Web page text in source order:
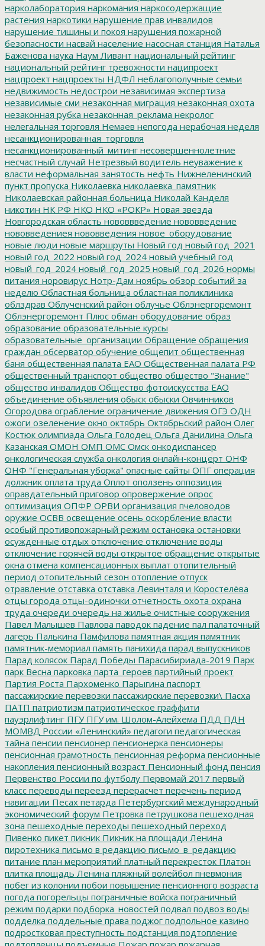
нарколаборатория наркомания наркосодержащие
растения наркотики нарушение прав инвалидов
нарушение тишины и покоя нарушения пожарной
безопасности насвай население насосная станция Наталья
Баженова наука Наум Ливант национальный рейтинг
национальный рейтинг тревожности наципроект
нацпроект нацпроекты НДФЛ неблагополучные семьи
недвижимость недострои независимая экспертиза
независимые сми незаконная миграция незаконная охота
незаконная рубка незаконная_реклама некролог
нелегальная торговля Немаев непогода нерабочая неделя
несанкционированная_торговля
несанкционированный_митинг несовершеннолетние
несчастный случай Нетрезвый водитель неуважение к
власти неформальная занятость нефть Нижнеленинский
пункт пропуска Николаевка николаевка_памятник
Николаевская районная больница Николай Канделя
никотин НК РФ НКО НКО «РОКР» Новая звезда
Новгородская область нововвведение нововведение
нововведениея нововведения новое_оборудование
новые люди новые маршруты Новый год новый год_2021
новый год_2022 новый год_2024 новый учебный год
новый_год_2024 новый_год_2025 новый_год_2026 нормы
питания норовирус Нотр-Дам ноябрь обзор событий за
неделю Областная больница областная поликлиника
облздрав Облученский район облучье Облэнергоремонт
Облэнергоремонт Плюс обман оборудование образ
образование образовательные курсы
образовательные_организации Обращение обращения
граждан обсерватор обучение общепит общественная
баня общественная палата ЕАО Общественная палата РФ
общественный транспорт общество общество "Знание"
общество инвалидов Общество фотоискусства ЕАО
объединение объявления обыск обыски Овчинников
Огородова ограбление ограничение движения ОГЭ ОДН
ожоги озеленение окно октябрь Октябрьский район Олег
Костюк олимпиада Ольга Голодец Ольга Данилина Ольга
Казанская ОМОН ОМП ОМС Омск онкодиспансер
онкологическая служба онкология онлайн-концерт ОНФ
ОНФ "Генеральная уборка" опасные сайты ОПГ операция
должник оплата труда Оплот оползень оппозиция
оправдательный приговор опровержение опрос
оптимизация ОПФР ОРВИ организация пчеловодов
оружие ОСВВ освещение осень оскорбление власти
особый противопожарный режим остановка остановки
осужденные отдых отключение отключение воды
отключение горячей воды открытое обращение открытые
окна отмена компенсационных выплат отопительный
период отопительный сезон отопление отпуск
отравление отставка отставка Левинталя и Коростелёва
отцы города отцы-одиночки отчетность охота охрана
труда очереди очередь на жилье очистные сооружения
Павел Малышев Павлова паводок падение пал палаточный
лагерь Палькина Памфилова памятная акция памятник
памятник-мемориал память панихида парад выпускников
Парад колясок Парад Победы Парасибириада-2019 Парк
парк Весна парковка парта_героев партийный проект
Партия Роста Пархоменко Парыгина паспорт
пассажирские перевозки пассажирские перевозки\ Пасха
ПАТП патриотизм патриотическое граффити
пауэрлифтинг ПГУПГУ им. Шолом-Алейхема ПДД ПДН
МОМВД России «Ленинский» педагоги педагогическая
тайна пенсии пенсионер пенсионерка пенсионеры
пенсионная грамотность пенсионная реформа пенсионные
накопления пенсионный возраст Пенсионный фонд пенсия
Первенство России по футболу Первомай 2017 первый
класс переводы переезд перерасчет перечень период
навигации Песах петарда Петербургский международный
экономический форум Петровка петрушкова пешеходная
зона пешеходные переходы пешеходный переход
Пивенко пикет пикник Пикник на площади Ленина
пиротехника письмо в редакцию письмо_в_редакцию
питание план мероприятий платный перекресток Платон
плитка площадь Ленина пляжный волейбол пневмония
побег из колонии побои повышение пенсионного возраста
погода погорельцы пограничные войска пограничный
режим подарки подборка_новостей подвал подвоз воды
подделка поддельные права поджог подпольное казино
подростковая преступность подстанция подтопление